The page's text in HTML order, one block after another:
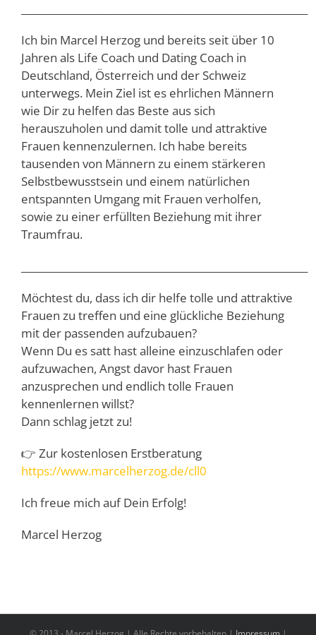
Ich bin Marcel Herzog und bereits seit über 10
Jahren als Life Coach und Dating Coach in
Deutschland, Österreich und der Schweiz
unterwegs. Mein Ziel ist es ehrlichen Männern
wie Dir zu helfen das Beste aus sich
herauszuholen und damit tolle und attraktive
Frauen kennenzulernen. Ich habe bereits
tausenden von Männern zu einem stärkeren
Selbstbewusstsein und einem natürlichen
entspannten Umgang mit Frauen verholfen,
sowie zu einer erfüllten Beziehung mit ihrer
Traumfrau.
Möchtest du, dass ich dir helfe tolle und attraktive
Frauen zu treffen und eine glückliche Beziehung
mit der passenden aufzubauen?
Wenn Du es satt hast alleine einzuschlafen oder
aufzuwachen, Angst davor hast Frauen
anzusprechen und endlich tolle Frauen
kennenlernen willst?
Dann schlag jetzt zu!
👉 Zur kostenlosen Erstberatung
https://www.marcelherzog.de/cll0
Ich freue mich auf Dein Erfolg!
Marcel Herzog